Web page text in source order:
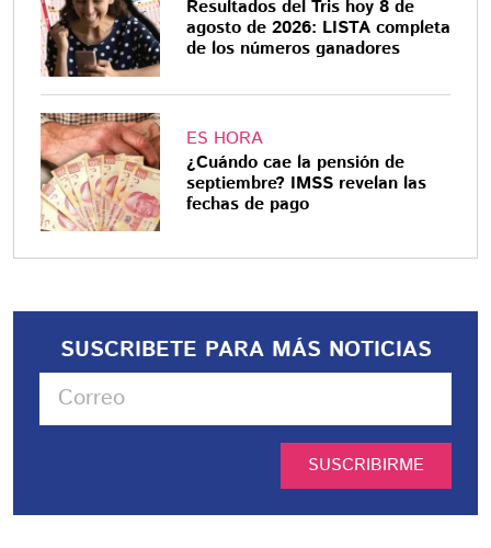
Resultados del Tris hoy 8 de
agosto de 2026: LISTA completa
de los números ganadores
ES HORA
¿Cuándo cae la pensión de
septiembre? IMSS revelan las
fechas de pago
SUSCRIBETE PARA MÁS NOTICIAS
SUSCRIBIRME